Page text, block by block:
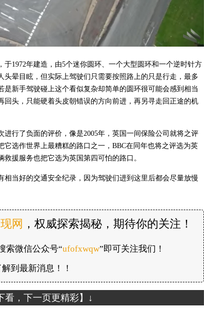
1972年建造，由5个迷你圆环、一个大型圆环和一个逆时针方
头晕目眩，但实际上驾驶们只需要按照路上的只是行走，最多
是新手驾驶碰上这个看似复杂却简单的圆环很可能会感到相当
回头，只能硬着头皮朝错误的方向前进，再另寻走回正途的机
行了负面的评价，像是2005年，英国一间保险公司就将之评
它选作世界上最糟糕的路口之一，BBC在同年也将之评选为英
援服务也把它选为英国第四可怕的路口。
相当好的交通安全纪录，因为驾驶们进到这里后都会尽量放慢
网 ，权威探索揭秘，期待你的关注！
索微信公众号“ufofxwqw”即可关注我们！
到最新消息！！
看，下一页更精彩】↓